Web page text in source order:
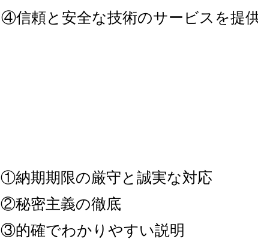
​④信頼と安全な技術のサービスを提供
①納期期限の厳守と誠実な対応
②秘密主義の徹底
③的確でわかりやすい説明